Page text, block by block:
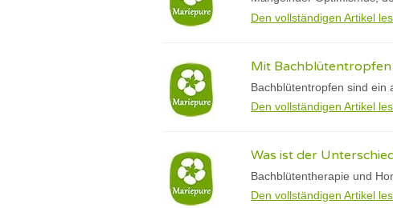
Den vollständigen Artikel
Mit Bachblütentropfen
Bachblütentropfen sind ein
Den vollständigen Artikel
Was ist der
Bachblütentherapie und
Den vollständigen Artikel